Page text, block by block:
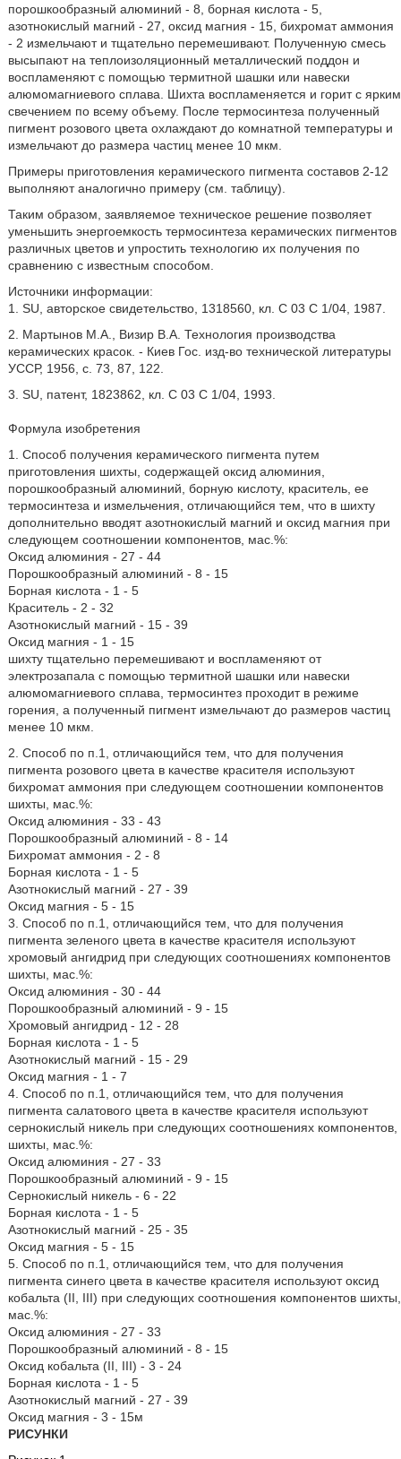
порошкообразный алюминий - 8, борная кислота - 5,
азотнокислый магний - 27, оксид магния - 15, бихромат аммония
- 2 измельчают и тщательно перемешивают. Полученную смесь
высыпают на теплоизоляционный металлический поддон и
воспламеняют с помощью термитной шашки или навески
алюмомагниевого сплава. Шихта воспламеняется и горит с ярким
свечением по всему объему. После термосинтеза полученный
пигмент розового цвета охлаждают до комнатной температуры и
измельчают до размера частиц менее 10 мкм.
Примеры приготовления керамического пигмента составов 2-12
выполняют аналогично примеру (см. таблицу).
Таким образом, заявляемое техническое решение позволяет
уменьшить энергоемкость термосинтеза керамических пигментов
различных цветов и упростить технологию их получения по
сравнению с известным способом.
Источники информации:
1. SU, авторское свидетельство, 1318560, кл. C 03 C 1/04, 1987.
2. Мартынов М.А., Визир В.А. Технология производства
керамических красок. - Киев Гос. изд-во технической литературы
УССР, 1956, с. 73, 87, 122.
3. SU, патент, 1823862, кл. C 03 C 1/04, 1993.
Формула изобретения
1. Способ получения керамического пигмента путем
приготовления шихты, содержащей оксид алюминия,
порошкообразный алюминий, борную кислоту, краситель, ее
термосинтеза и измельчения, отличающийся тем, что в шихту
дополнительно вводят азотнокислый магний и оксид магния при
следующем соотношении компонентов, мас.%:
Оксид алюминия - 27 - 44
Порошкообразный алюминий - 8 - 15
Борная кислота - 1 - 5
Краситель - 2 - 32
Азотнокислый магний - 15 - 39
Оксид магния - 1 - 15
шихту тщательно перемешивают и воспламеняют от
электрозапала с помощью термитной шашки или навески
алюмомагниевого сплава, термосинтез проходит в режиме
горения, а полученный пигмент измельчают до размеров частиц
менее 10 мкм.
2. Способ по п.1, отличающийся тем, что для получения
пигмента розового цвета в качестве красителя используют
бихромат аммония при следующем соотношении компонентов
шихты, мас.%:
Оксид алюминия - 33 - 43
Порошкообразный алюминий - 8 - 14
Бихромат аммония - 2 - 8
Борная кислота - 1 - 5
Азотнокислый магний - 27 - 39
Оксид магния - 5 - 15
3. Способ по п.1, отличающийся тем, что для получения
пигмента зеленого цвета в качестве красителя используют
хромовый ангидрид при следующих соотношениях компонентов
шихты, мас.%:
Оксид алюминия - 30 - 44
Порошкообразный алюминий - 9 - 15
Хромовый ангидрид - 12 - 28
Борная кислота - 1 - 5
Азотнокислый магний - 15 - 29
Оксид магния - 1 - 7
4. Способ по п.1, отличающийся тем, что для получения
пигмента салатового цвета в качестве красителя используют
сернокислый никель при следующих соотношениях компонентов,
шихты, мас.%:
Оксид алюминия - 27 - 33
Порошкообразный алюминий - 9 - 15
Сернокислый никель - 6 - 22
Борная кислота - 1 - 5
Азотнокислый магний - 25 - 35
Оксид магния - 5 - 15
5. Способ по п.1, отличающийся тем, что для получения
пигмента синего цвета в качестве красителя используют оксид
кобальта (II, III) при следующих соотношения компонентов шихты,
мас.%:
Оксид алюминия - 27 - 33
Порошкообразный алюминий - 8 - 15
Оксид кобальта (II, III) - 3 - 24
Борная кислота - 1 - 5
Азотнокислый магний - 27 - 39
Оксид магния - 3 - 15м
РИСУНКИ